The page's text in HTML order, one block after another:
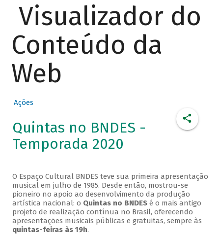
Visualizador do
Conteúdo da
Web
Ações
Quintas no BNDES -
Temporada 2020
O Espaço Cultural BNDES teve sua primeira apresentação
musical em julho de 1985. Desde então, mostrou-se
pioneiro no apoio ao desenvolvimento da produção
artística nacional: o Quintas no BNDESé o mais antigo
projeto de realização contínua no Brasil, oferecendo
apresentações musicais públicas e gratuitas, sempre às
quintas-feiras às 19h.